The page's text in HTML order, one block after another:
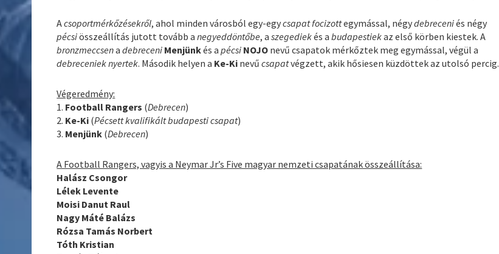
Acsoportmérkőzésekről, ahol minden városból egy-egycsapat focizottegymással, négydebreceniés négy
pécsiösszeállítás jutott tovább anegyeddöntőbe, aszegediekés abudapestiekaz első körben kiestek. A
bronzmeccsenadebreceni Menjünkés apécsi NOJO nevű csapatok mérkőztek meg egymással, végül a
debreceniek nyertek. Második helyen a Ke-Ki nevűcsapatvégzett, akik hősiesen küzdöttek az utolsó percig.
Végeredmény:
1. Football Rangers (Debrecen)
2. Ke-Ki (Pécsett kvalifikált budapesti csapat)
3. Menjünk (Debrecen)
A Football Rangers, vagyis a Neymar Jr’s Five magyar nemzeti csapatának összeállítása:
Halász Csongor
Lélek Levente
Moisi Danut Raul
Nagy Máté Balázs
Rózsa Tamás Norbert
Tóth Kristian